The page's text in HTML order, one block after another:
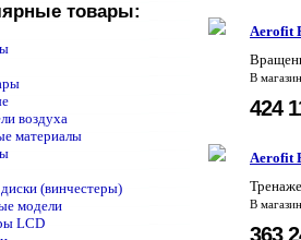
товары:
воздуха
материалы
(винчестеры)
модели
LCD
Aerofit
В
424
Aerofit
В
363